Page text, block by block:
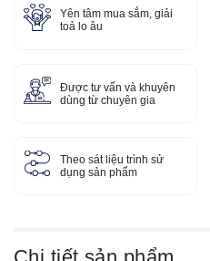
Yên tâm mua sắm, giải
toả lo âu
Được tư vấn và khuyên
dùng từ chuyên gia
Theo sát liệu trình sử
dụng sản phẩm